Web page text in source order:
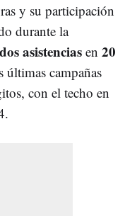
y su participación
durante la
asistencias en 20
últimas campañas
con el techo en